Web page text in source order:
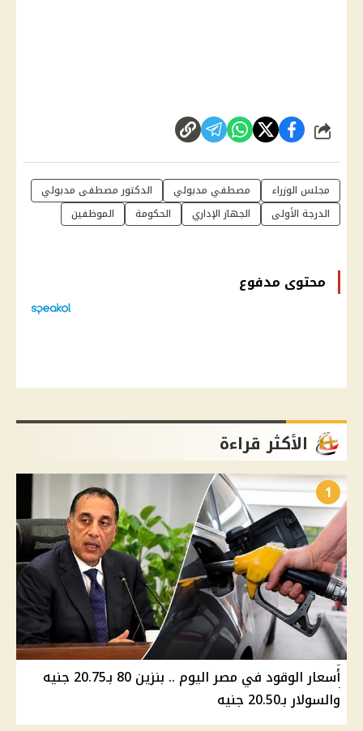
شارك
مجلس الوزراء مصطفي مدبولي
الدكتور مصطفى مدبولي
الدرجة الأولى
الجهاز الإداري الحكومة الموظفين
محتوى مدفوع
الأكثر قراءة
1
أسعار الوقود في مصر اليوم .. بنزين 80 بـ20.75 جنيه
والسولار بـ20.50 جنيه